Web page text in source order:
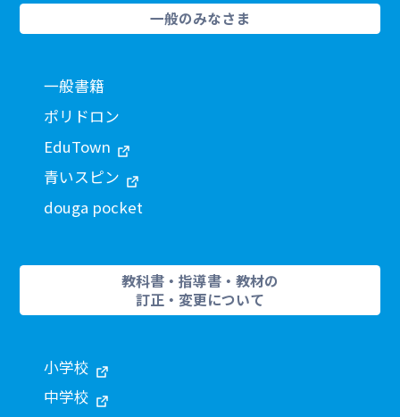
一般のみなさま
一般書籍
ポリドロン
EduTown
青いスピン
douga pocket
教科書・指導書・教材の
訂正・変更について
小学校
中学校